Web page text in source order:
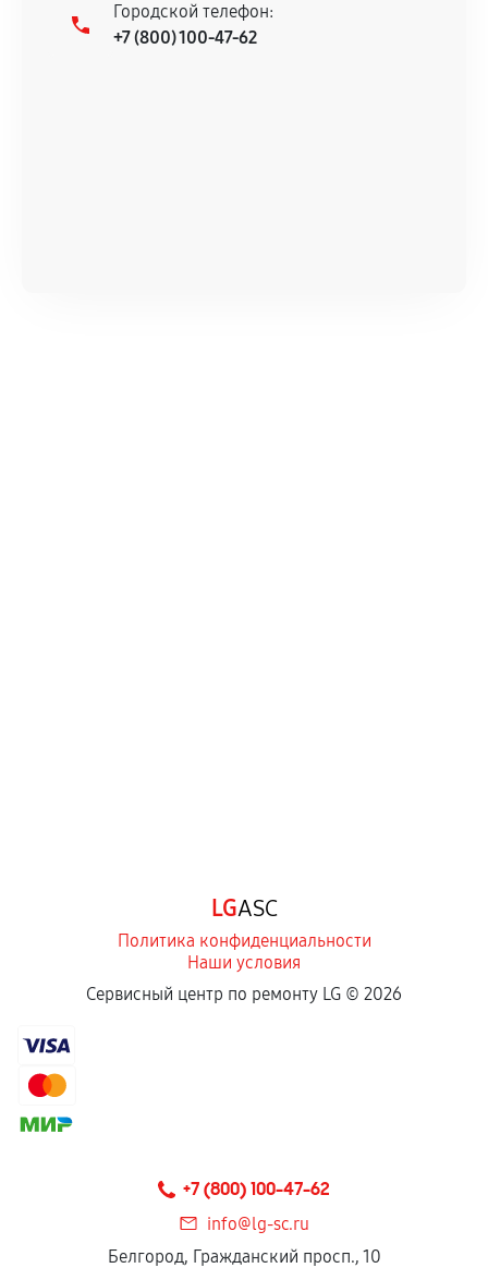
Городской телефон:
+7 (800) 100-47-62
LGASC
Политика конфиденциальности
Наши условия
Сервисный центр по ремонту LG © 2026
+7 (800) 100-47-62
info@lg-sc.ru
Белгород, Гражданский просп., 10